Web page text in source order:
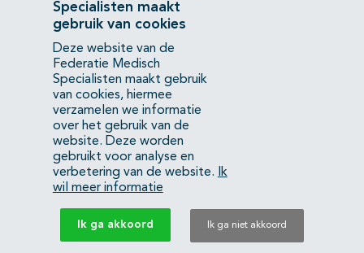
Contact
Mercatorlaan 1200
3528 BL Utrecht
(088) 505 34 34
info@richtlijnendatabase.nl
YouTubeLinkedIn
KvK Federatie Medisch Specialisten:40483480
Privacyverklaring
Specialisten maakt
gebruik van cookies
Deze website van de
Federatie Medisch
Specialisten maakt gebruik
van cookies, hiermee
verzamelen we informatie
over het gebruik van de
website. Deze worden
gebruikt voor analyse en
verbetering van de website.
Ik
wil meer informatie
Ik ga akkoord Ik ga niet akkoord